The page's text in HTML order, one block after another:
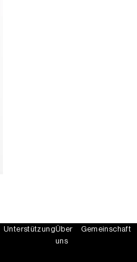
UnterstützungÜber
uns
Gemeinschaft